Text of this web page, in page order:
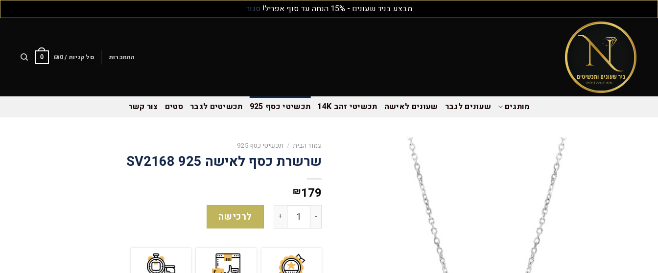
מבצע בניר שעונים - 15% הנחה עד סוף אפריל! סגור
התחברות סל קניות / ₪0
0
מותגים שעונים לגבר שעונים לאישה תכשיטי זהב 14K תכשיטי כסף 925 תכשיטים לגבר סטים צור קשר
עמוד הבית / תכשיטי כסף 925
שרשרת כסף לאישה 925 SV2168
₪179
לרכישה